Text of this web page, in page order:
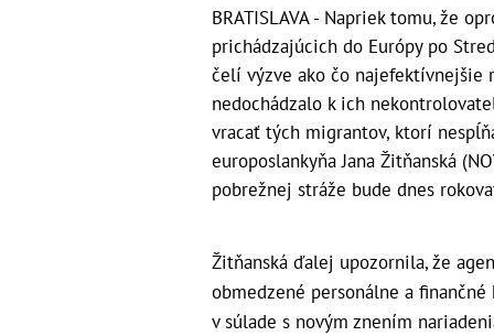
BRATISLAVA - Napriek tomu, že
prichádzajúcich do Európy po
čelí výzve ako čo najefektívnejšie
nedochádzalo k ich
vracať tých migrantov, ktorí
europoslankyňa Jana Žitňanská
pobrežnej stráže bude dnes
Žitňanská ďalej upozornila, že
obmedzené personálne a
v súlade s novým znením